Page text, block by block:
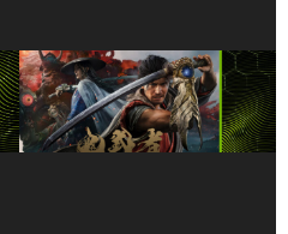
今すぐ至高の剣戟アクション
を体験せよ――『鬼武者Way
of the Sword』が GeForce
NOW に登場